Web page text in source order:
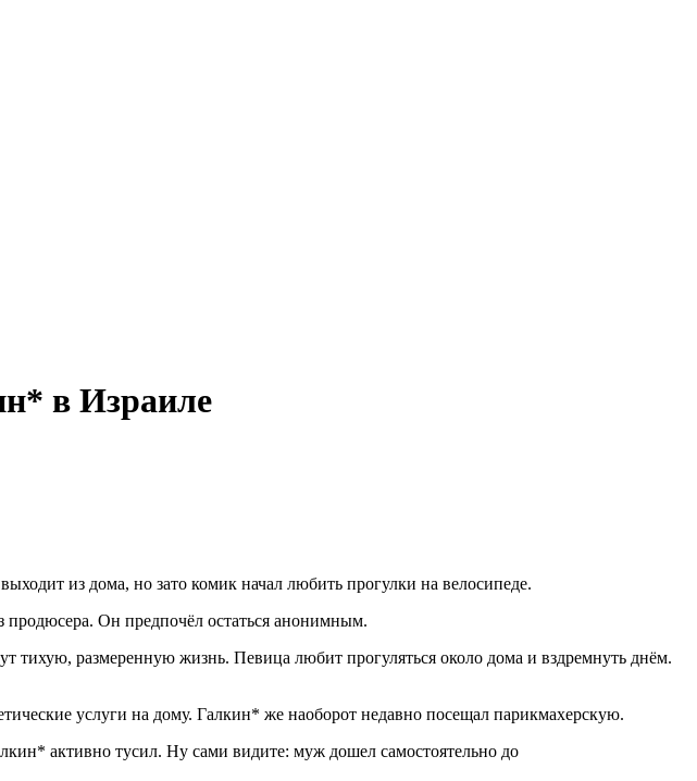
в Израиле
из дома, но зато комик начал любить прогулки на велосипеде.
продюсера. Он предпочёл остаться анонимным.
размеренную жизнь. Певица любит прогуляться около дома и вздремнуть днём.
услуги на дому. Галкин* же наоборот недавно посещал парикмахерскую.
активно тусил. Ну сами видите: муж дошел самостоятельно до